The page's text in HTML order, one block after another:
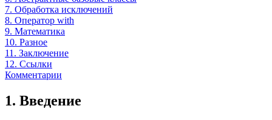
7. Обработка исключений
8. Оператор with
9. Математика
10. Разное
11. Заключение
12. Ссылки
Комментарии
1. Введение